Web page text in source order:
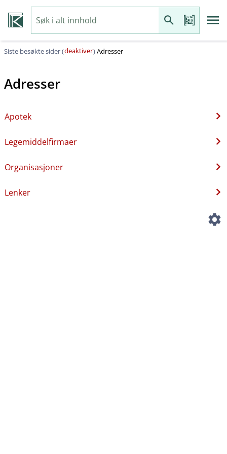
Siste besøkte sider (deaktiver)Adresser
Adresser
Apotek
Legemiddelfirmaer
Organisasjoner
Lenker